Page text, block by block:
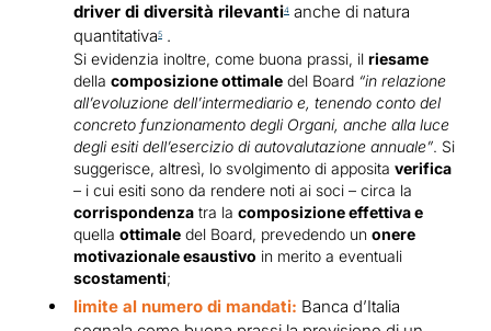
driver di diversità rilevanti4 anche di natura
quantitativa5 .
Si evidenzia inoltre, come buona prassi, il riesame
della composizione ottimale del Board “in relazione
all’evoluzione dell’intermediario e, tenendo conto del
concreto funzionamento degli Organi, anche alla luce
degli esiti dell’esercizio di autovalutazione annuale”. Si
suggerisce, altresì, lo svolgimento di apposita verifica
– i cui esiti sono da rendere noti ai soci – circa la
corrispondenza tra la composizione effettiva e
quella ottimale del Board, prevedendo un onere
motivazionale esaustivo in merito a eventuali
scostamenti;
limite al numero di mandati: Banca d’Italia